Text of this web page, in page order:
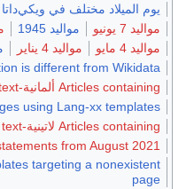
يوم الميلاد مختلف في ويكي‌داتا
مواليد 7 يونيو
مواليد 1945
مواليد 4 مايو
مواليد 4 يناير
is different from Wikidata
Articles containing ألمانية-language text
using Lang-xx templates
Articles containing لاتينية-language text
from August 2021
targeting a nonexistent
page